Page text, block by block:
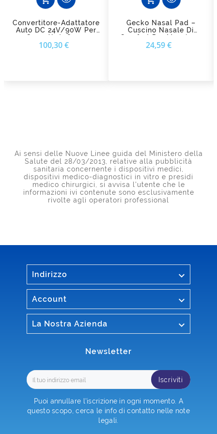
Convertitore-Adattatore
Auto DC 24V/90W Per
Cpap/AutoCpap
Resmed
100,30 €
Gecko Nasal Pad –
Cuscino Nasale Di
Comfort Per Maschera
CPAP - Resmed
24,59 €
Ai sensi delle Nuove Linee guida del Ministero della
Salute del 28/03/2013, relative alla pubblicità
sanitaria concernente i dispositivi medici,
dispositivi medico-diagnostici in vitro e presidi
medico chirurgici, si avvisa l'utente che le
informazioni ivi contenute sono esclusivamente
rivolte agli operatori professional
Indirizzo 
Account 
La Nostra Azienda 
Newsletter
Iscriviti
Puoi annullare l'iscrizione in ogni momento. A
questo scopo, cerca le info di contatto nelle note
legali.